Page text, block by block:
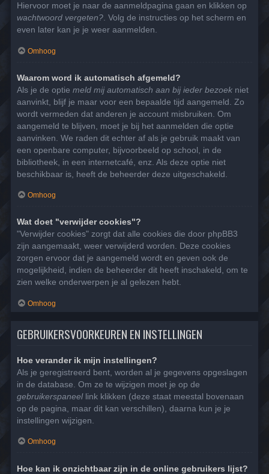
Hiervoor moet je naar de aanmeldpagina gaan en klikken op
wachtwoord vergeten?. Volg de instructies op het scherm en
even later kan je je weer aanmelden.
Omhoog
Waarom word ik automatisch afgemeld?
Als je de optie meld mij automatisch aan bij ieder bezoek niet
aanvinkt, blijf je maar voor een bepaalde tijd aangemeld. Zo
wordt vermeden dat anderen je account misbruiken. Om
aangemeld te blijven, moet je bij het aanmelden die optie
aanvinken. We raden dit echter af als je gebruik maakt van
een openbare computer, bijvoorbeeld op school, in de
bibliotheek, in een internetcafé, enz. Als deze optie niet
beschikbaar is, heeft de beheerder deze uitgeschakeld.
Omhoog
Wat doet "verwijder cookies"?
"Verwijder cookies" zorgt dat alle cookies die door phpBB3
zijn aangemaakt, weer verwijderd worden. Deze cookies
zorgen ervoor dat je aangemeld wordt en geven ook de
mogelijkheid, indien de beheerder dit heeft inschakeld, om te
zien welke onderwerpen je al gelezen hebt.
Omhoog
GEBRUIKERSVOORKEUREN EN INSTELLINGEN
Hoe verander ik mijn instellingen?
Als je geregistreerd bent, worden al je gegevens opgeslagen
in de database. Om ze te wijzigen moet je op de
gebruikerspaneellink klikken (deze staat meestal bovenaan
op de pagina, maar dit kan verschillen), daarna kun je je
instellingen wijzigen.
Omhoog
Hoe kan ik onzichtbaar zijn in de online gebruikers lijst?